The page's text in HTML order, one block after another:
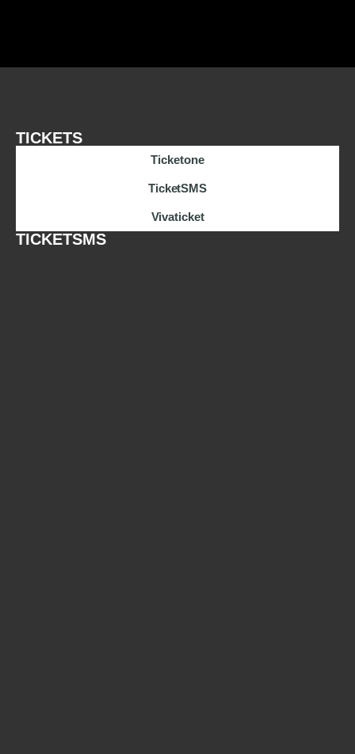
TICKETS
Ticketone
TicketSMS
Vivaticket
TICKETSMS